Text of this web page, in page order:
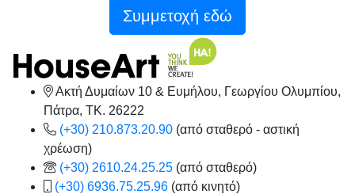
Συμμετοχή εδώ
Ακτή Δυμαίων 10 & Ευμήλου, Γεωργίου Ολυμπίου,
Πάτρα, TK. 26222
(+30) 210.873.20.90 (από σταθερό - αστική
χρέωση)
(+30) 2610.24.25.25 (από σταθερό)
(+30) 6936.75.25.96 (από κινητό)